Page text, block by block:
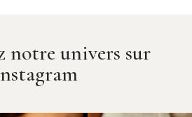
notre univers sur